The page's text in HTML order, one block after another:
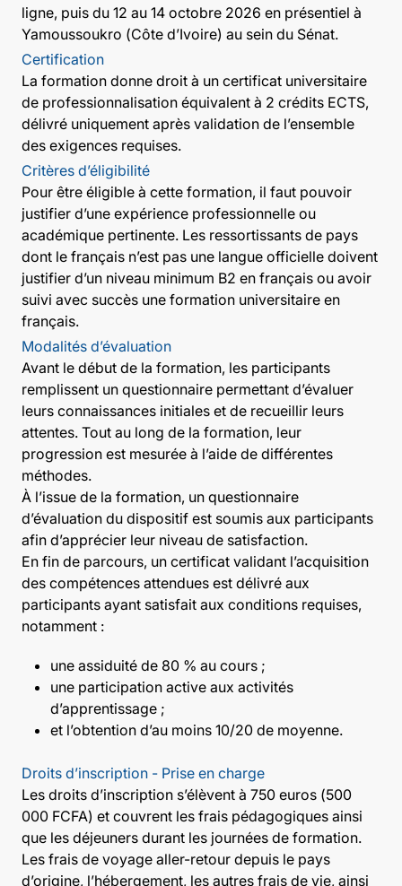
ligne, puis du 12 au 14 octobre 2026 en présentiel à
Yamoussoukro (Côte d’Ivoire) au sein du Sénat.
Certification
La formation donne droit à un certificat universitaire
de professionnalisation équivalent à 2 crédits ECTS,
délivré uniquement après validation de l’ensemble
des exigences requises.
Critères d’éligibilité
Pour être éligible à cette formation, il faut pouvoir
justifier d’une expérience professionnelle ou
académique pertinente. Les ressortissants de pays
dont le français n’est pas une langue officielle doivent
justifier d’un niveau minimum B2 en français ou avoir
suivi avec succès une formation universitaire en
français.
Modalités d’évaluation
Avant le début de la formation, les participants
remplissent un questionnaire permettant d’évaluer
leurs connaissances initiales et de recueillir leurs
attentes. Tout au long de la formation, leur
progression est mesurée à l’aide de différentes
méthodes.
À l’issue de la formation, un questionnaire
d’évaluation du dispositif est soumis aux participants
afin d’apprécier leur niveau de satisfaction.
En fin de parcours, un certificat validant l’acquisition
des compétences attendues est délivré aux
participants ayant satisfait aux conditions requises,
notamment :
une assiduité de 80 % au cours ;
une participation active aux activités
d’apprentissage ;
et l’obtention d’au moins 10/20 de moyenne.
Droits d’inscription - Prise en charge
Les droits d’inscription s’élèvent à 750 euros (500
000 FCFA) et couvrent les frais pédagogiques ainsi
que les déjeuners durant les journées de formation.
Les frais de voyage aller-retour depuis le pays
d’origine, l’hébergement, les autres frais de vie, ainsi